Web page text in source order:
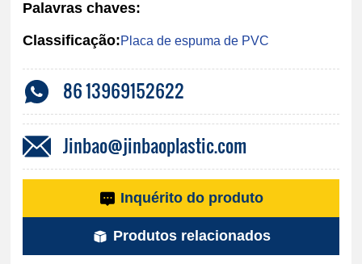
Palavras chaves:
Classificação:Placa de espuma de PVC
86 13969152622
Jinbao@jinbaoplastic.com
Inquérito do produto
Produtos relacionados